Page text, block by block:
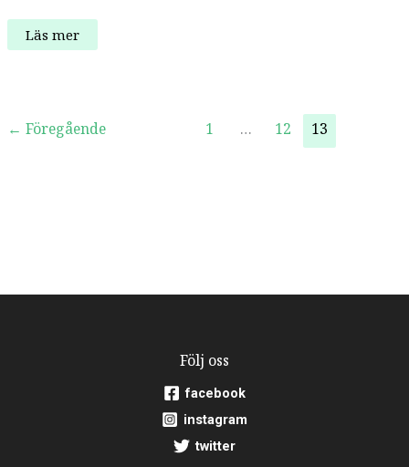
Röhnisch
samordnar
Läs mer
← Föregående 1 … 12 13
Följ oss
facebook
instagram
twitter